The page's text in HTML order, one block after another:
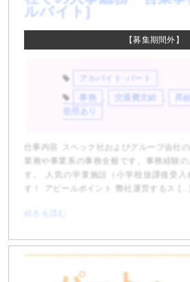
ルバイト]
【募集期間外】
アルバイト･パート
事務
交通費支給 昇
登用あり
仕事内容 スペック社およびグループ会社
業務や事業系の事務全般です。事務経験
す。 人気の学童施設（小学校放課後受入
す！ アピールポイント 弊社運営するス […]